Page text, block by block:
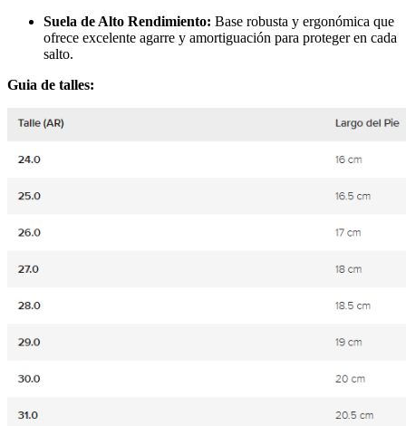
Suela de Alto Rendimiento: Base robusta y ergonómica que
ofrece excelente agarre y amortiguación para proteger en cada
salto.
Guia de talles: